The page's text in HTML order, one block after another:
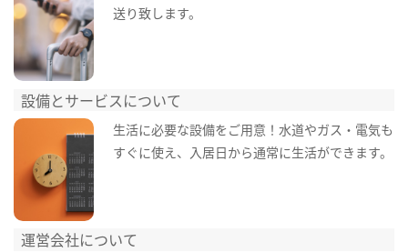
送り致します。
設備とサービスについて
生活に必要な設備をご用意！水道やガス・電気も
すぐに使え、入居日から通常に生活ができます。
運営会社について